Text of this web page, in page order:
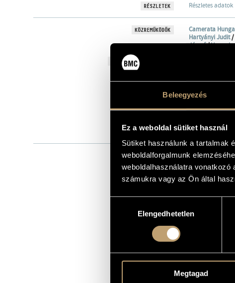
Beleegyezés
Ez a weboldal sütiket használ
Sütiket használunk a tartalmak
weboldalforgalmunk
weboldalhasználatra vonatkozó
számukra vagy az Ön által
kiválasztásaElengedhetetlen
Megtagad
RÉSZLETEK Részletes adatok
KÖZREMŰKÖDŐK Camerata
Hartyányi Judit/
József/Varasdy
TOVÁBBI KÖZREMŰKÖDŐK
Zsolt Baranyai -
László Újházi -
Csaba Turáni -
György Zilcz -
János Schwarz
András Fehér -
SZERZŐ
Ismeretlen
Schein,
Praetorius,